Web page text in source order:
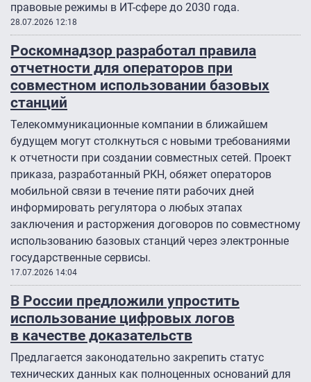
правовые режимы в ИТ-сфере до 2030 года.
28.07.2026 12:18
Роскомнадзор разработал правила
отчетности для операторов при
совместном использовании базовых
станций
Телекоммуникационные компании в ближайшем
будущем могут столкнуться с новыми требованиями
к отчетности при создании совместных сетей. Проект
приказа, разработанный РКН, обяжет операторов
мобильной связи в течение пяти рабочих дней
информировать регулятора о любых этапах
заключения и расторжения договоров по совместному
использованию базовых станций через электронные
государственные сервисы.
17.07.2026 14:04
В России предложили упростить
использование цифровых логов
в качестве доказательств
Предлагается законодательно закрепить статус
технических данных как полноценных оснований для